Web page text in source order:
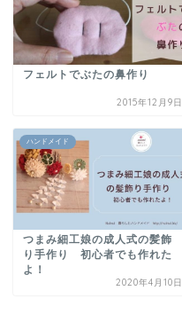
フェルトでぶたの鼻作り
2015年12月9日
ハンドメイド
つまみ細工娘の成人式の髪飾
り手作り 初心者でも作れた
よ！
2020年4月10日